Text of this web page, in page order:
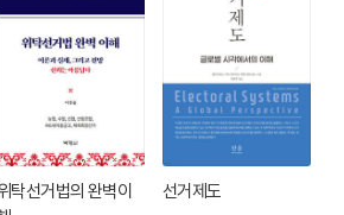
해 볼 가치가 충분하다.
인 측면에서 선거구획정에 대한 함의를 담은 각
도있는 갑론을박이 담겨있다. 전문 학자들의 논
정수 문제, 비례대표제나 도농복합선거구제를
, 각종 해외 선거구획정 사례들이 생생하게 제
탁선거법의 완벽이
선거제도